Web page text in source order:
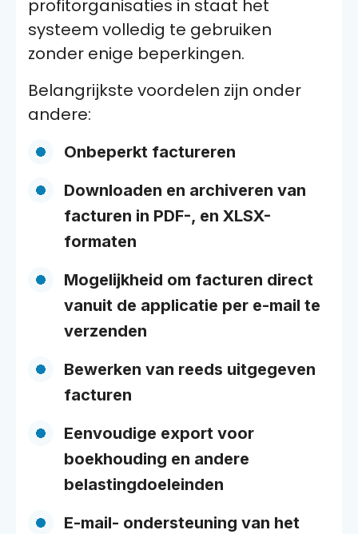
profitorganisaties in staat het
systeem volledig te gebruiken
zonder enige beperkingen.
Belangrijkste voordelen zijn onder
andere:
Onbeperkt factureren
Downloaden en archiveren van
facturen in PDF-, en XLSX-
formaten
Mogelijkheid om facturen direct
vanuit de applicatie per e-mail te
verzenden
Bewerken van reeds uitgegeven
facturen
Eenvoudige export voor
boekhouding en andere
belastingdoeleinden
E-mail- ondersteuning van het